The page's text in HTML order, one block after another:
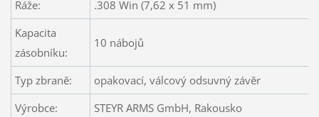
Ráže:
.308 Win (7,62 x 51 mm)
Kapacita
zásobníku:
10 nábojů
Typ zbraně:
opakovací, válcový odsuvný závěr
Výrobce:
STEYR ARMS GmbH, Rakousko